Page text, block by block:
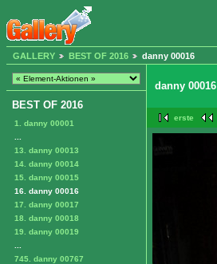
GALLERY BEST OF 2016 danny 00016
BEST OF 2016
1. danny 00001
13. danny 00013
14. danny 00014
15. danny 00015
16. danny 00016
17. danny 00017
18. danny 00018
19. danny 00019
745. danny 00767
danny 00016
erste